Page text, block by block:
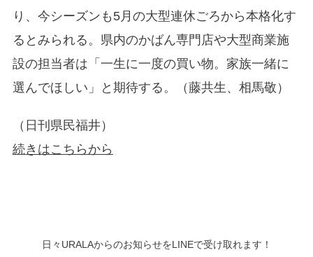
り、今シーズンも5月の大型連休ごろから本格化す
るとみられる。県内のかばん専門店や大型商業施
設の担当者は「一生に一度の買い物。家族一緒に
選んでほしい」と期待する。（藤共生、相馬敬）
（日刊県民福井）
続きはこちらから
日々URALAからのお知らせをLINEで受け取れます！